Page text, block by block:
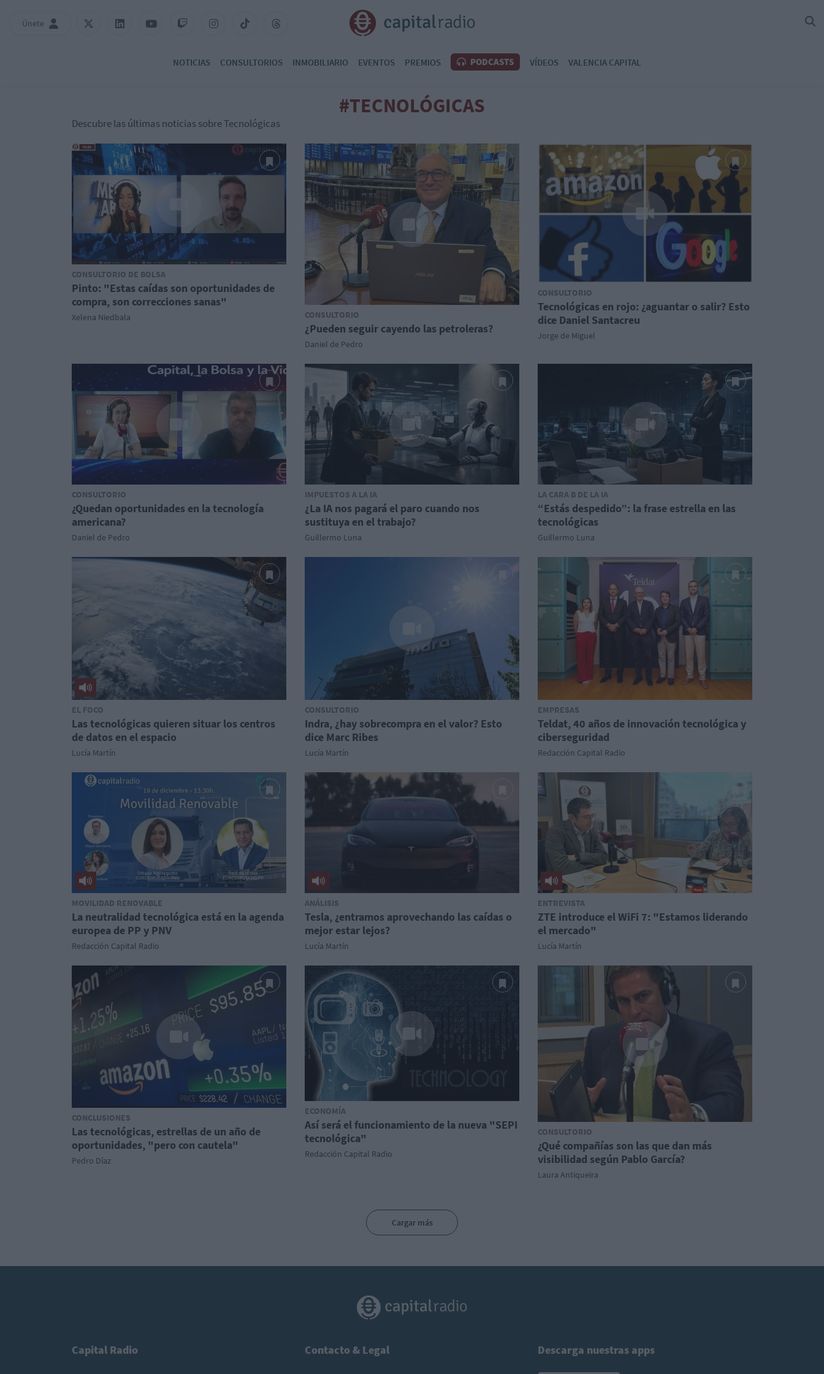
Únete
NOTICIAS CONSULTORIOS INMOBILIARIO EVENTOS PREMIOS PODCASTS VÍDEOS VALENCIA CAPITAL
#TECNOLÓGICAS
Descubre las últimas noticias sobre Tecnológicas
CONSULTORIO DE BOLSA
Pinto: "Estas caídas son oportunidades de
compra, son correcciones sanas"
Xelena Niedbala CONSULTORIO
¿Pueden seguir cayendo las petroleras?
Daniel de Pedro
CONSULTORIO
Tecnológicas en rojo: ¿aguantar o salir? Esto
dice Daniel Santacreu
Jorge de Miguel
CONSULTORIO
¿Quedan oportunidades en la tecnología
americana?
Daniel de Pedro
IMPUESTOS A LA IA
¿La IA nos pagará el paro cuando nos
sustituya en el trabajo?
Guillermo Luna
LA CARA B DE LA IA
“Estás despedido”: la frase estrella en las
tecnológicas
Guillermo Luna
EL FOCO
Las tecnológicas quieren situar los centros
de datos en el espacio
Lucía Martín
CONSULTORIO
Indra, ¿hay sobrecompra en el valor? Esto
dice Marc Ribes
Lucía Martín
EMPRESAS
Teldat, 40 años de innovación tecnológica y
ciberseguridad
Redacción Capital Radio
MOVILIDAD RENOVABLE
La neutralidad tecnológica está en la agenda
europea de PP y PNV
Redacción Capital Radio
ANÁLISIS
Tesla, ¿entramos aprovechando las caídas o
mejor estar lejos?
Lucía Martín
ENTREVISTA
ZTE introduce el WiFi 7: "Estamos liderando
el mercado"
Lucía Martín
CONCLUSIONES
Las tecnológicas, estrellas de un año de
oportunidades, "pero con cautela"
Pedro Díaz
ECONOMÍA
Así será el funcionamiento de la nueva "SEPI
tecnológica"
Redacción Capital Radio
CONSULTORIO
¿Qué compañías son las que dan más
visibilidad según Pablo García?
Laura Antiqueira
Cargar más
Capital Radio Contacto & Legal Descarga nuestras apps